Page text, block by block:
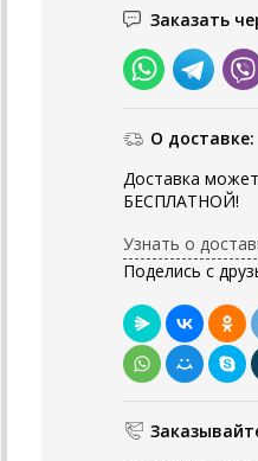
Заказать
О доставке:
Доставка
БЕСПЛАТНОЙ!
Узнать о
Поделись с